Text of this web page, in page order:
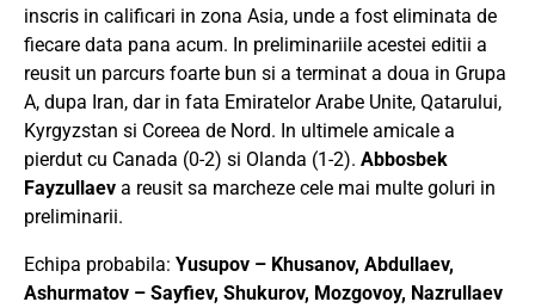
inscris in calificari in zona Asia, unde a fost eliminata de
fiecare data pana acum. In preliminariile acestei editii a
reusit un parcurs foarte bun si a terminat a doua in Grupa
A, dupa Iran, dar in fata Emiratelor Arabe Unite, Qatarului,
Kyrgyzstan si Coreea de Nord. In ultimele amicale a
pierdut cu Canada (0-2) si Olanda (1-2). Abbosbek
Fayzullaev a reusit sa marcheze cele mai multe goluri in
preliminarii.
Echipa probabila: Yusupov – Khusanov, Abdullaev,
Ashurmatov – Sayfiev, Shukurov, Mozgovoy, Nazrullaev